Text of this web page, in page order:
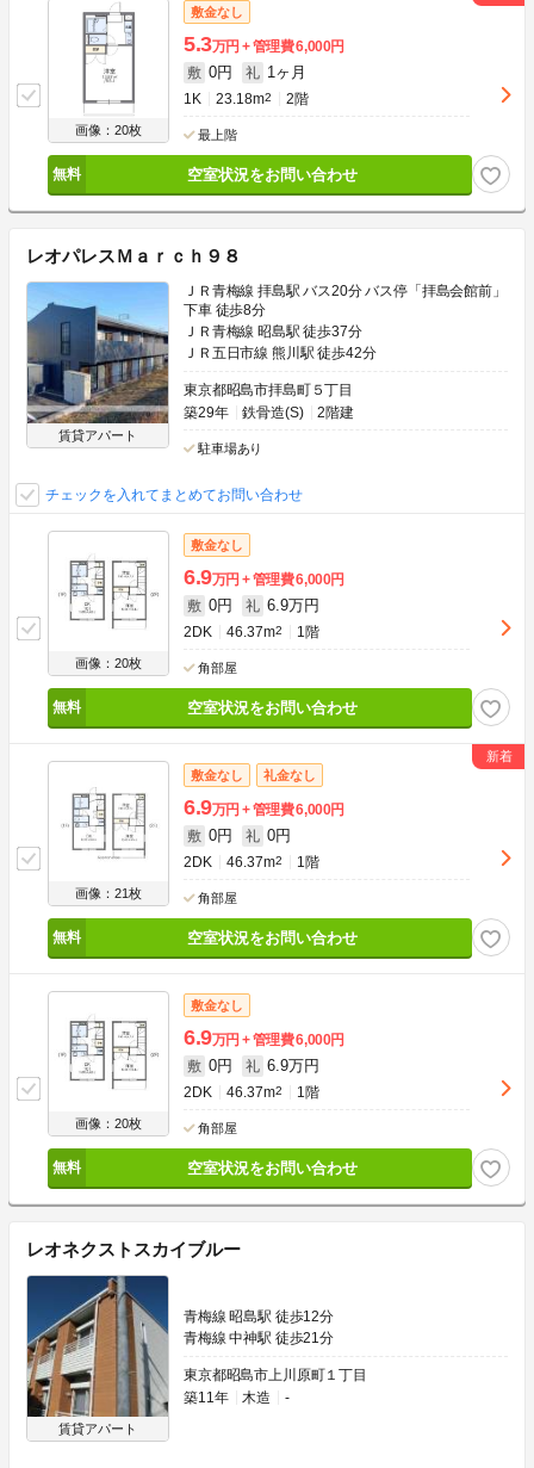
画像：20枚
敷金なし
5.3万円 管理費6,000円
敷 0円 礼 1ヶ月
1K 23.18m2 2階
最上階
空室状況をお問い合わせ
レオパレスＭａｒｃｈ９８
賃貸アパート
ＪＲ青梅線 拝島駅 バス20分 バス停「拝島会館前」
下車 徒歩8分
ＪＲ青梅線 昭島駅 徒歩37分
ＪＲ五日市線 熊川駅 徒歩42分
東京都昭島市拝島町５丁目
築29年
鉄骨造(S) 2階建
駐車場あり
チェックを入れてまとめてお問い合わせ
画像：20枚
敷金なし
6.9万円 管理費6,000円
敷 0円 礼 6.9万円
2DK 46.37m2 1階
角部屋
空室状況をお問い合わせ
画像：21枚
敷金なし 礼金なし
6.9万円 管理費6,000円
敷 0円 礼 0円
2DK 46.37m2 1階
角部屋
空室状況をお問い合わせ
画像：20枚
敷金なし
6.9万円 管理費6,000円
敷 0円 礼 6.9万円
2DK 46.37m2 1階
角部屋
空室状況をお問い合わせ
レオネクストスカイブルー
賃貸アパート
青梅線 昭島駅 徒歩12分
青梅線 中神駅 徒歩21分
東京都昭島市上川原町１丁目
築11年
木造 -